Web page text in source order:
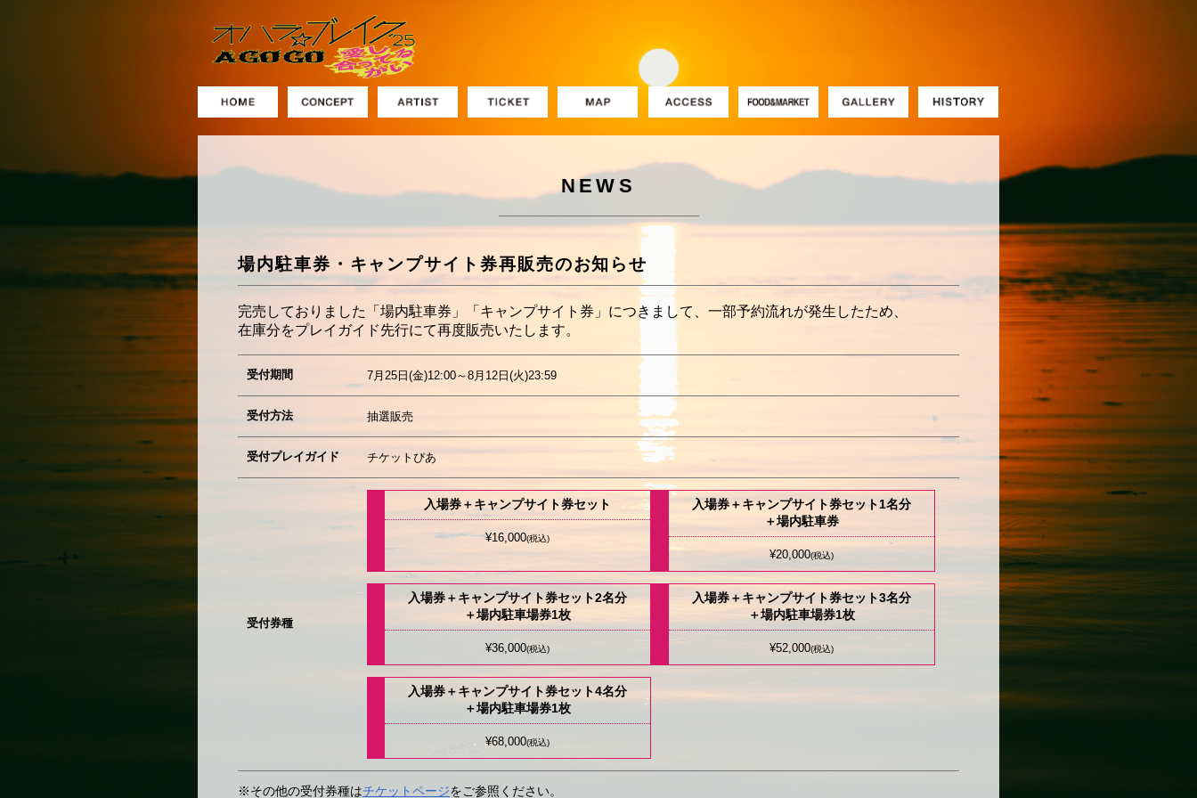
NEWS
場内駐車券・キャンプサイト券再販売のお知らせ
完売しておりました「場内駐車券」「キャンプサイト券」につきまして、一部予約流れが発生したため、
在庫分をプレイガイド先行にて再度販売いたします。
受付期間 7月25日(金)12:00～8月12日(火)23:59
受付方法 抽選販売
受付プレイガイド チケットぴあ
受付券種
入場券＋キャンプサイト券セット
¥16,000(税込)
入場券＋キャンプサイト券セット1名分
＋場内駐車券
¥20,000(税込)
入場券＋キャンプサイト券セット2名分
＋場内駐車場券1枚
¥36,000(税込)
入場券＋キャンプサイト券セット3名分
＋場内駐車場券1枚
¥52,000(税込)
入場券＋キャンプサイト券セット4名分
＋場内駐車場券1枚
¥68,000(税込)
※その他の受付券種はチケットページをご参照ください。